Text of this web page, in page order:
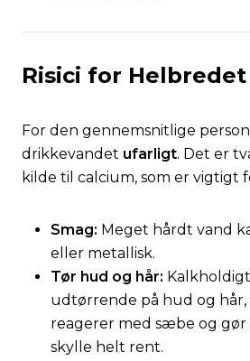
Risici for Helbredet
For den gennemsnitlige
drikkevandet ufarligt. Det er
kilde til calcium, som er vigtigt
Smag: Meget hårdt vand
eller metallisk.
Tør hud og hår:
udtørrende på hud og hår,
reagerer med sæbe og
skylle helt rent.